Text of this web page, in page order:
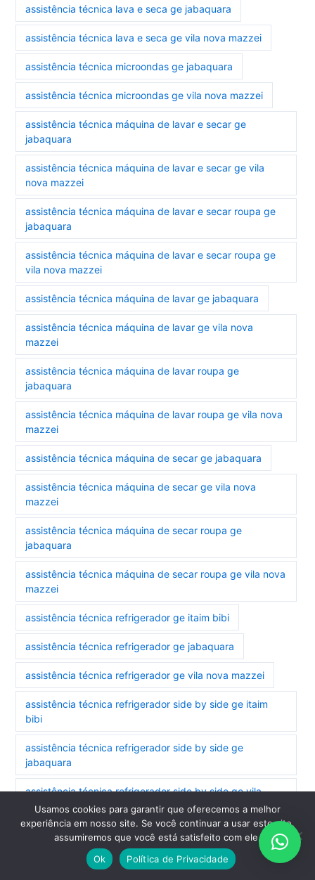
assistência técnica lava e seca ge jabaquara
assistência técnica lava e seca ge vila nova mazzei
assistência técnica microondas ge jabaquara
assistência técnica microondas ge vila nova mazzei
assistência técnica máquina de lavar e secar ge
jabaquara
assistência técnica máquina de lavar e secar ge vila
nova mazzei
assistência técnica máquina de lavar e secar roupa ge
jabaquara
assistência técnica máquina de lavar e secar roupa ge
vila nova mazzei
assistência técnica máquina de lavar ge jabaquara
assistência técnica máquina de lavar ge vila nova
mazzei
assistência técnica máquina de lavar roupa ge
jabaquara
assistência técnica máquina de lavar roupa ge vila nova
mazzei
assistência técnica máquina de secar ge jabaquara
assistência técnica máquina de secar ge vila nova
mazzei
assistência técnica máquina de secar roupa ge
jabaquara
assistência técnica máquina de secar roupa ge vila nova
mazzei
assistência técnica refrigerador ge itaim bibi
assistência técnica refrigerador ge jabaquara
assistência técnica refrigerador ge vila nova mazzei
assistência técnica refrigerador side by side ge itaim
bibi
assistência técnica refrigerador side by side ge
jabaquara
assistência técnica refrigerador side by side ge vila
nova mazzei
assistência técnica secadora ge jabaquara
assistência técnica secadora ge vila nova mazzei
Usamos cookies para garantir que oferecemos a melhor
experiência em nosso site. Se você continuar a usar este site,
assumiremos que você está satisfeito com ele.
Ok
Política de Privacidade